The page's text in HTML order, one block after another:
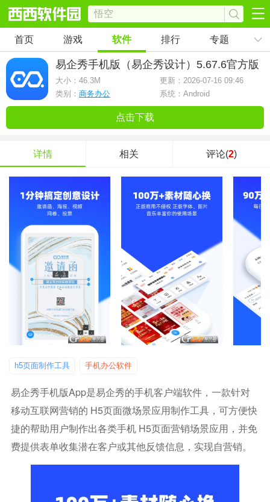
首页 游戏 软件 排行 专题
易企秀手机版（易企秀设计） 5.67.6官方版
大小： 46.3M
更新：2026-07-16 09:46
类别： 商务办公 系统：Android
点击下载
详情 相关 评论(2)
h5页面制作工具 手机办公软件
易企秀手机版app是易企秀的手机客户端软件，一款针对
移动互联网营销的 H5页面微场景应用制作工具，可方便快
捷的帮助用户制作出各类手机 H5页面营销场景应用，并免
费提供表单收集潜在客户或其他反馈信息，实现自营销。